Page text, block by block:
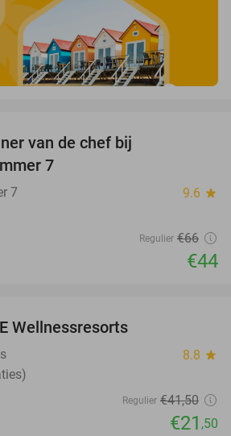
van de chef bij
7
7 9.6 star
Regulier €66
€44
Wellnessresorts
8.8 star
Regulier €41,50
€21 ,50